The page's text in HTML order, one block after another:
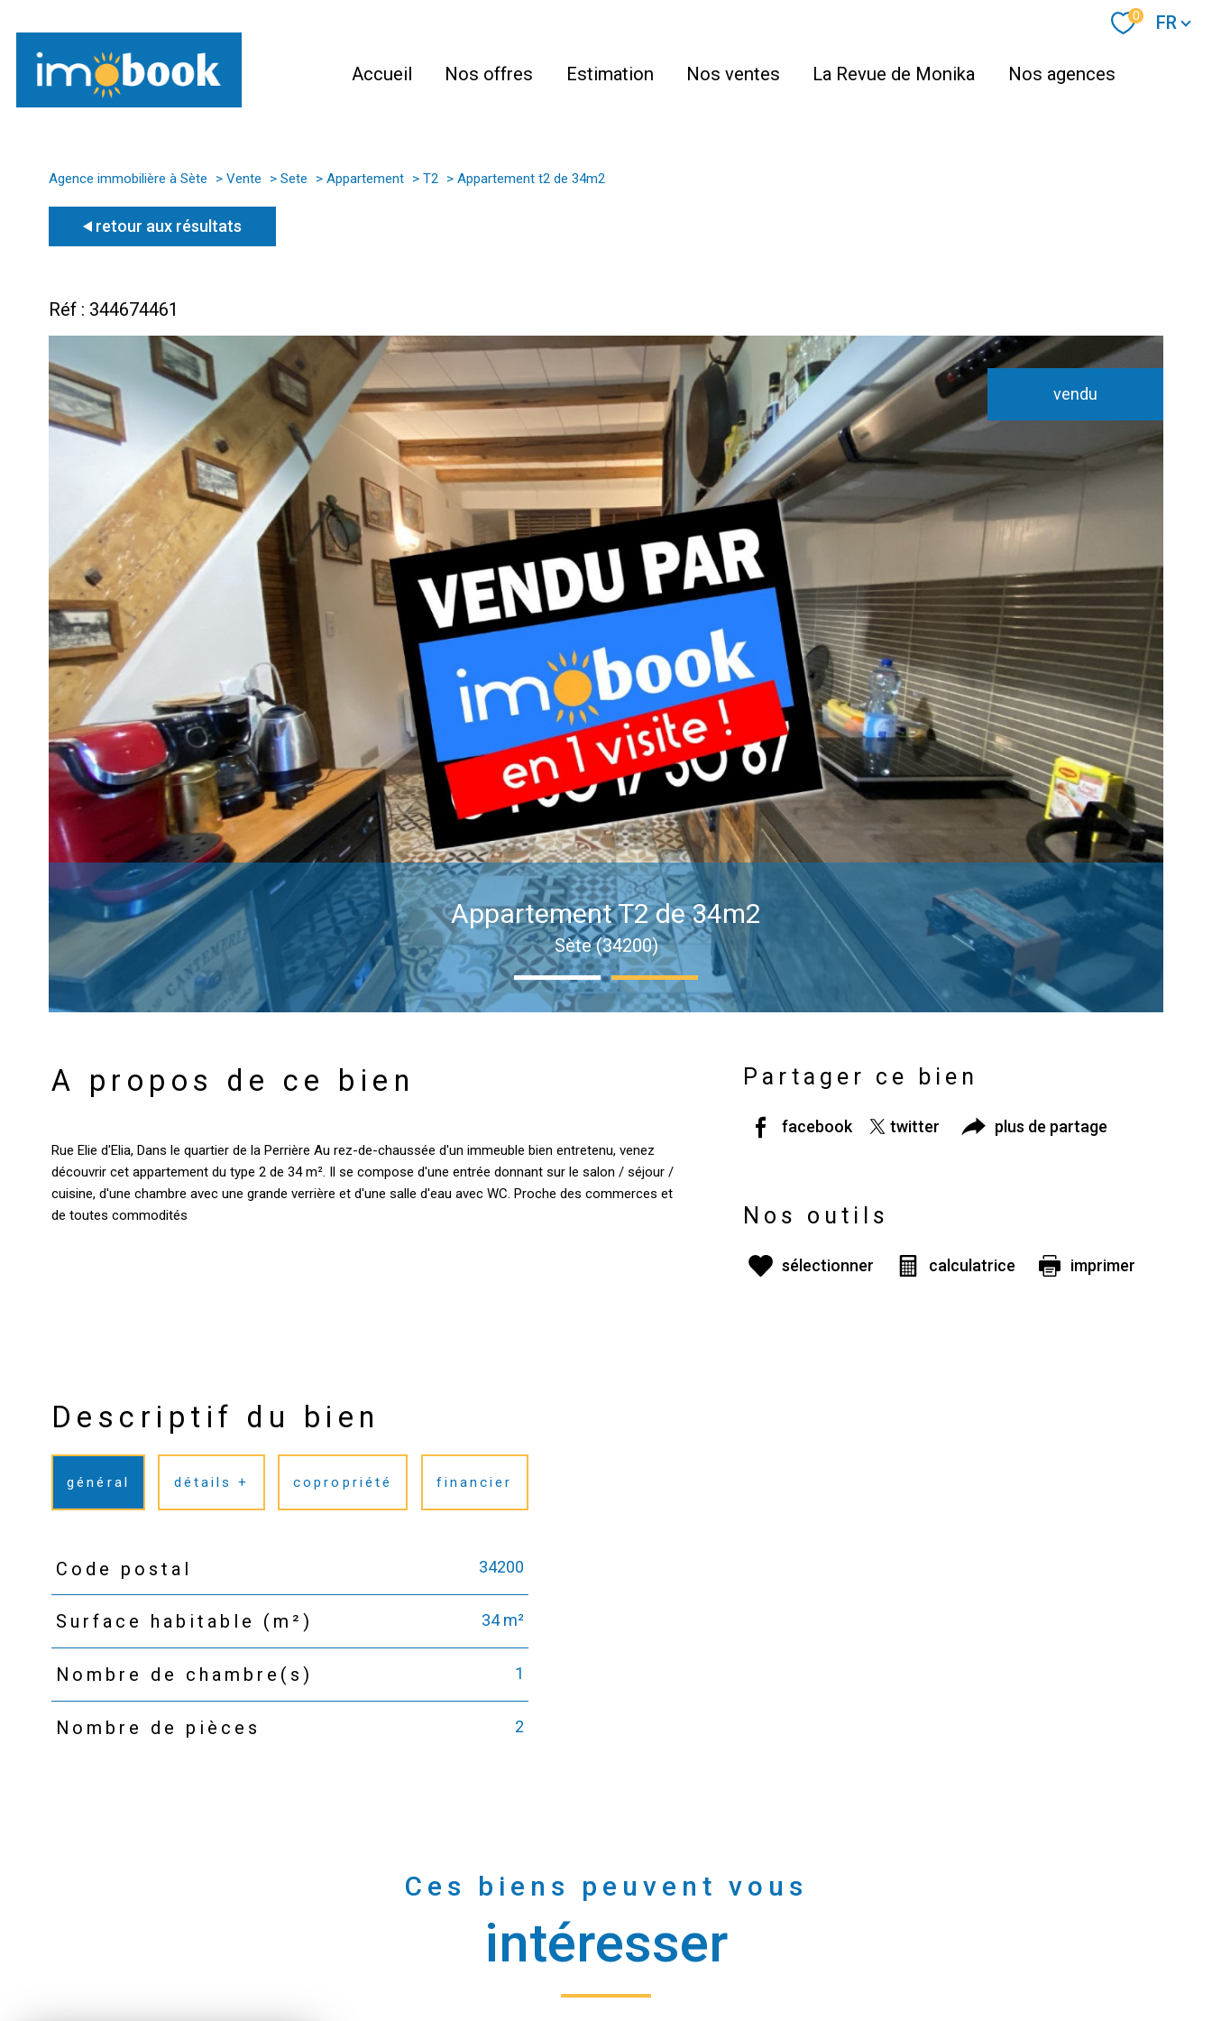
0 Langue
FR
Accueil Nos offres Estimation Nos ventes La Revue de Monika Nos agences
Agence immobilière à Sète Vente Sete Appartement T2 Appartement t2 de 34m2
retour aux résultats
Réf : 344674461
vendu
Appartement T2 de 34m2
Sète (34200)
A propos de ce bien
Rue Elie d'Elia, Dans le quartier de la Perrière Au rez-de-chaussée d'un immeuble bien entretenu, venez
découvrir cet appartement du type 2 de 34 m². Il se compose d'une entrée donnant sur le salon / séjour /
cuisine, d'une chambre avec une grande verrière et d'une salle d'eau avec WC. Proche des commerces et
Partager ce bien
facebook twitter plus de partage
Nos outils
sélectionner calculatrice imprimer
Descriptif du bien
général détails + copropriété financier
TRAD_PAMPERO_Caracteristique
Code postal 34200
Surface habitable (m²) 34 m²
Nombre de chambre(s) 1
Nombre de pièces 2
Ces biens peuvent vous
intéresser